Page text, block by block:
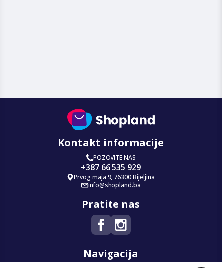
Kontakt informacije
POZOVITE NAS
+387 66 535 929
Prvog maja 9, 76300 Bijeljina
info@shopland.ba
Pratite nas
Navigacija